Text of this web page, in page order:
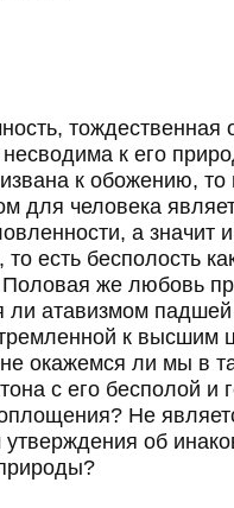
к его
к обожению, то
для человека
а значит
есть бесполость
Половая же любовь
ли атавизмом падшей
к высшим
окажемся ли мы в
с его бесполой и
Не
об